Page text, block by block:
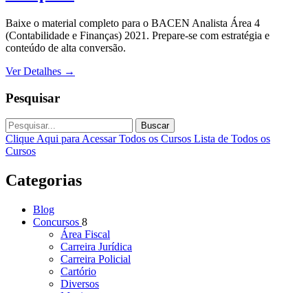
Baixe o material completo para o BACEN Analista Área 4
(Contabilidade e Finanças) 2021. Prepare-se com estratégia e
conteúdo de alta conversão.
Ver Detalhes →
Pesquisar
Buscar
Clique Aqui para Acessar Todos os Cursos Lista de Todos os
Cursos
Categorias
Blog
Concursos 8
Área Fiscal
Carreira Jurídica
Carreira Policial
Cartório
Diversos